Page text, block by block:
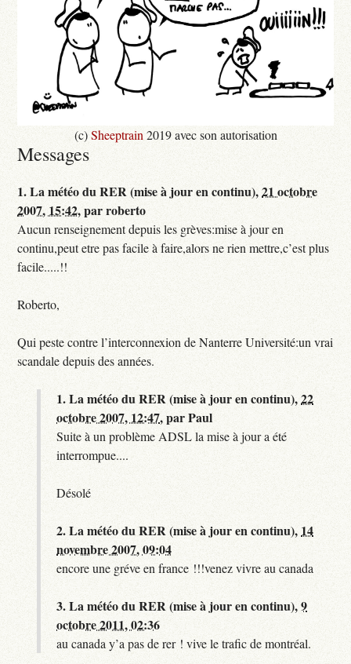
(c)Sheeptrain 2019 avec son autorisation
Messages
1.La météo du RER (mise à jour en continu),21 octobre
2007, 15:42,parroberto
Aucun renseignement depuis les grèves:mise à jour en
continu,peut etre pas facile à faire,alors ne rien mettre,c’est plus
facile.....!!
Roberto,
Qui peste contre l’interconnexion de Nanterre Université:un vrai
scandale depuis des années.
1.La météo du RER (mise à jour en continu),22
octobre 2007, 12:47,parPaul
Suite à un problème ADSL la mise à jour a été
interrompue....
Désolé
2.La météo du RER (mise à jour en continu), 14
novembre 2007, 09:04
encore une gréve en france !!!venez vivre au canada
3.La météo du RER (mise à jour en continu),9
octobre 2011, 02:36
au canada y’a pas de rer ! vive le trafic de montréal.